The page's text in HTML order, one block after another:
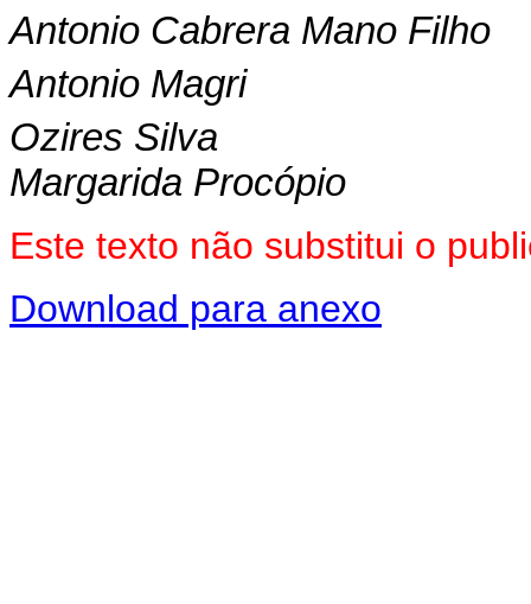
Antonio Cabrera Mano Filho
Antonio Magri
Ozires Silva
Margarida Procópio
Este texto não substitui o
Download para anexo